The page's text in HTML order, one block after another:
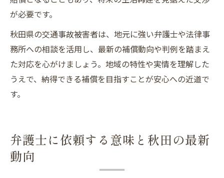
が必要です。
秋田県の交通事故被害者は、地元に強い弁護士や法律事
務所への相談を活用し、最新の補償動向や判例を踏まえ
た対応を心がけましょう。地域の特性や実情を理解した
うえで、納得できる補償を目指すことが安心への近道で
す。
弁護士に依頼する意味と秋田の最新
動向